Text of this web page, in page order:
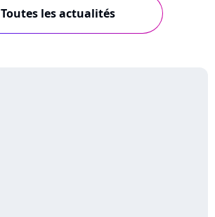
Toutes les actualités